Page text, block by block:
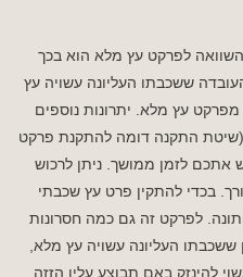
לפרקט עץ מלא הוא בכך
ששכבתו העליונה עשויה עץ
עץ מלא. יתרונות נוספים
(שיטת התקנה דומה להתקנת פרקט
אתכם לזמן ממושך. ניתן לרכוש
בכדי להתקין פרט עץ שכבתי
לפרקט זה גם כמה חסרונות
ששכבתו העליונה עשויה עץ מלא,
להינזק באם תבוצע עליו הזזה